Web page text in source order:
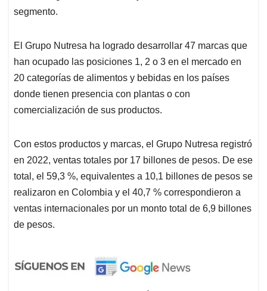
segmento.
El Grupo Nutresa ha logrado desarrollar 47 marcas que
han ocupado las posiciones 1, 2 o 3 en el mercado en
20 categorías de alimentos y bebidas en los países
donde tienen presencia con plantas o con
comercialización de sus productos.
Con estos productos y marcas, el Grupo Nutresa registró
en 2022, ventas totales por 17 billones de pesos. De ese
total, el 59,3 %, equivalentes a 10,1 billones de pesos se
realizaron en Colombia y el 40,7 % correspondieron a
ventas internacionales por un monto total de 6,9 billones
de pesos.